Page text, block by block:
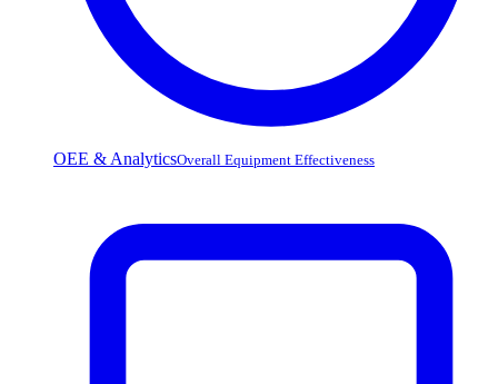
OEE & AnalyticsOverall Equipment Effectiveness